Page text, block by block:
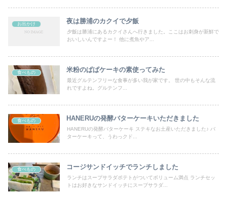
お出かけ 夜は勝浦のカクイで夕飯
夕飯は勝浦にあるカクイさんへ行きました。ここはお刺身が新鮮で
おいしいんですよー！ 他に煮魚やア...
食べもの 米粉のぱぱケーキの素使ってみた
最近グルテンフリーな食事が多い我が家です。 世の中もそんな流
れですよね。グルテンフ...
食べもの HANERUの発酵バターケーキいただきました
HANERUの発酵バターケーキ ステキなお土産いただきました♪ バ
ターケーキって、うわっクド...
食べもの コージサンドイッチでランチしました
ランチはスープサラダポテトがついてボリューム満点 ランチセッ
トはお好きなサンドイッチにスープサラダ...